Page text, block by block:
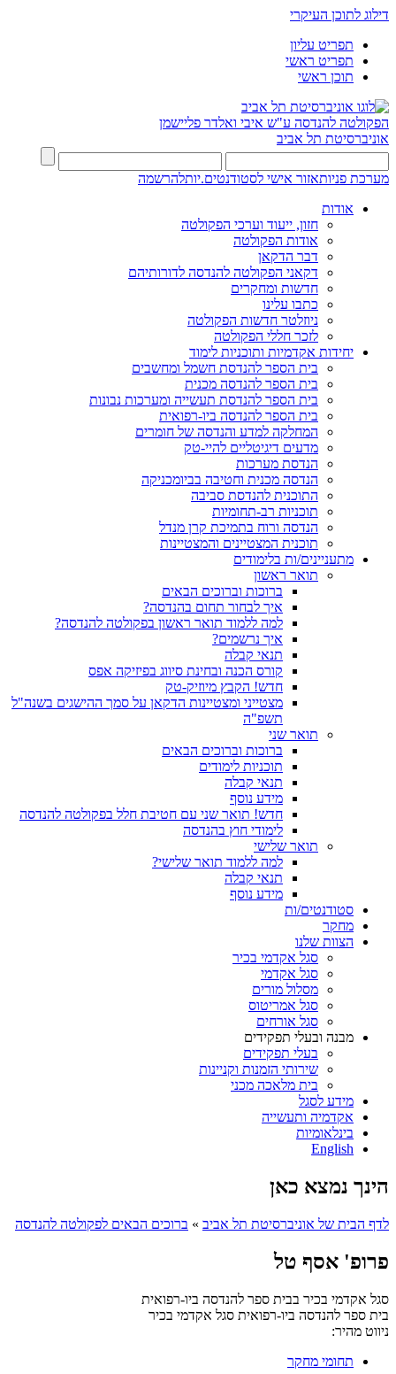
דילוג לתוכן העיקרי
תפריט עליון
תפריט ראשי
תוכן ראשי
הפקולטה להנדסה ע"ש איבי ואלדר פליישמן
אוניברסיטת תל אביב
מערכת פניותאזור אישי לסטודנטים.יותלהרשמה
אודות
חזון, ייעוד וערכי הפקולטה
אודות הפקולטה
דבר הדקאן
דקאני הפקולטה להנדסה לדורותיהם
חדשות ומחקרים
כתבו עלינו
ניוזלטר חדשות הפקולטה
לזכר חללי הפקולטה
יחידות אקדמיות ותוכניות לימוד
בית הספר להנדסת חשמל ומחשבים
בית הספר להנדסה מכנית
בית הספר להנדסת תעשייה ומערכות נבונות
בית הספר להנדסה ביו-רפואית
המחלקה למדע והנדסה של חומרים
מדעים דיגיטליים להיי-טק
הנדסת מערכות
הנדסה מכנית וחטיבה בביומכניקה
התוכנית להנדסת סביבה
תוכניות רב-תחומיות
הנדסה ורוח בתמיכת קרן מנדל
תוכנית המצטיינים והמצטיינות
מתעניינים/ות בלימודים
תואר ראשון
ברוכות וברוכים הבאים
איך לבחור תחום בהנדסה?
למה ללמוד תואר ראשון בפקולטה להנדסה?
איך נרשמים?
תנאי קבלה
קורס הכנה ובחינת סיווג בפיזיקה אפס
חדש! הקבץ מיוזיק-טק
מצטייני ומצטיינות הדקאן על סמך ההישגים בשנה"ל
תשפ"ה
תואר שני
ברוכות וברוכים הבאים
תוכניות לימודים
תנאי קבלה
מידע נוסף
חדש! תואר שני עם חטיבת חלל בפקולטה להנדסה
לימודי חוץ בהנדסה
תואר שלישי
למה ללמוד תואר שלישי?
תנאי קבלה
מידע נוסף
סטודנטים/ות
מחקר
הצוות שלנו
סגל אקדמי בכיר
סגל אקדמי
מסלול מורים
סגל אמריטוס
סגל אורחים
מבנה ובעלי תפקידים
בעלי תפקידים
שירותי הזמנות וקניינות
בית מלאכה מכני
מידע לסגל
אקדמיה ותעשייה
בינלאומיות
English
הינך נמצא כאן
לדף הבית של אוניברסיטת תל אביב » ברוכים הבאים לפקולטה להנדסה
פרופ' אסף טל
סגל אקדמי בכיר בבית ספר להנדסה ביו-רפואית
בית ספר להנדסה ביו-רפואית סגל אקדמי בכיר
ניווט מהיר:
תחומי מחקר